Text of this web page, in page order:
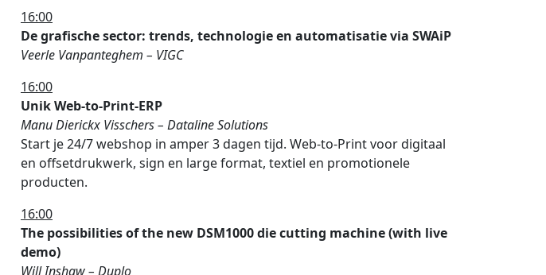
16:00
De grafische sector: trends, technologie en automatisatie via SWAiP
Veerle Vanpanteghem – VIGC
16:00
Unik Web-to-Print-ERP
Manu Dierickx Visschers – Dataline Solutions
Start je 24/7 webshop in amper 3 dagen tijd. Web-to-Print voor digitaal
en offsetdrukwerk, sign en large format, textiel en promotionele
producten.
16:00
The possibilities of the new DSM1000 die cutting machine (with live
demo)
Will Inshaw – Duplo